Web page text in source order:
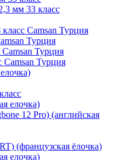
мм 33 класс
Camsan Турция
Турция
Турция
Турция
елочка)
12 Pro) (английская
(французская ёлочка)
елочка)